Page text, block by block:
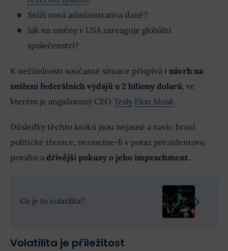
Sníží nová administrativa daně?
Jak na změny v USA zareaguje globální
společenství?
K nečitelnosti současné situace přispívá i návrh na
snížení federálních výdajů o 2 biliony dolarů, ve
kterém je angažovaný CEO Tesly Elon Musk.
Důsledky těchto kroků jsou nejasné a navíc hrozí
politické třenice, vezmeme-li v potaz prezidentovu
povahu a dřívější pokusy o jeho impeachment.
Co je to volatilita?
Volatilita je příležitost